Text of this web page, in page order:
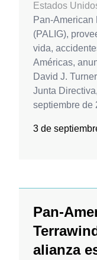
Estados
Pan-American
(PALIG),
vida,
Américas,
David J.
Junta
septiembre de
3 de
Pan-
alianza